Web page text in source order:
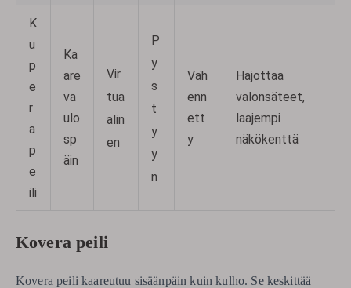
K
u
p
e
r
a
p
e
ili
Ka
are
va
ulo
sp
äin
Vir
tua
alin
en
P
y
s
t
y
y
n
Väh
enn
ett
y
Hajottaa
valonsäteet,
laajempi
näkökenttä
Kovera peili
Kovera peili kaareutuu sisäänpäin kuin kulho. Se keskittää